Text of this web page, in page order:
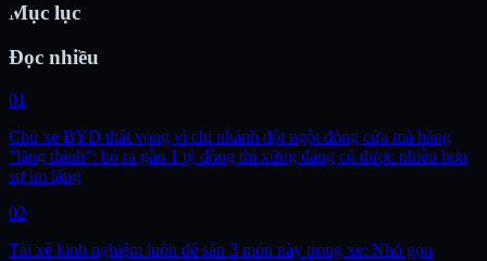
Mục lục
Đọc nhiều
01
Chủ xe BYD thất vọng vì chi nhánh đột ngột đóng cửa mà hãng
"lặng thinh": bỏ ra gần 1 tỷ đồng thì xứng đáng có được nhiều hơn
sự im lặng
02
Tài xế kinh nghiệm luôn để sẵn 3 món này trong xe: Nhỏ gọn